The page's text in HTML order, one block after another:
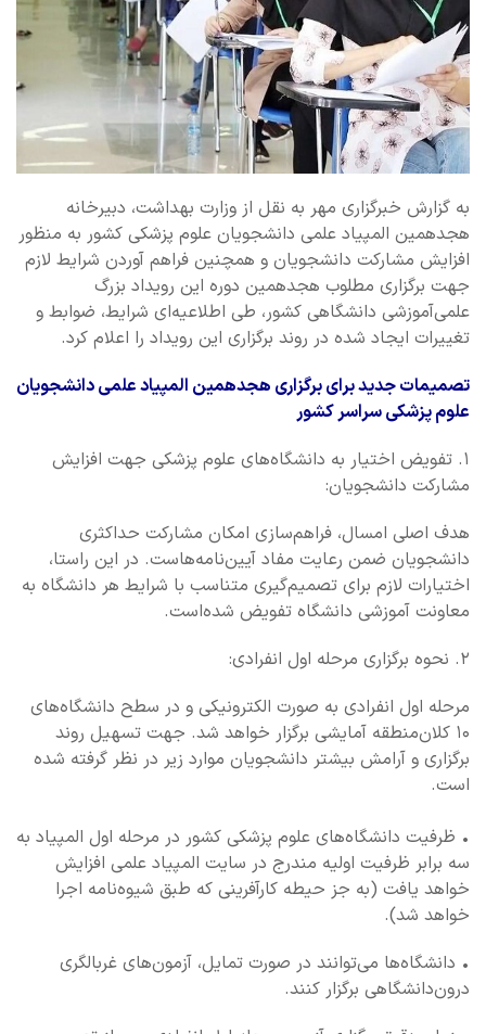
به گزارش خبرگزاری مهر به نقل از وزارت بهداشت، دبیرخانه
هجدهمین المپیاد علمی دانشجویان علوم پزشکی کشور به منظور
افزایش مشارکت دانشجویان و همچنین فراهم آوردن شرایط لازم
جهت برگزاری مطلوب هجدهمین دوره این رویداد بزرگ
علمی‌آموزشی دانشگاهی کشور، طی اطلاعیه‌ای شرایط، ضوابط و
تغییرات ایجاد شده در روند برگزاری این رویداد را اعلام کرد.
تصمیمات جدید برای برگزاری هجدهمین المپیاد علمی دانشجویان
علوم پزشکی سراسر کشور
۱. تفویض اختیار به دانشگاه‌های علوم پزشکی جهت افزایش
مشارکت دانشجویان:
هدف اصلی امسال، فراهم‌سازی امکان مشارکت حداکثری
دانشجویان ضمن رعایت مفاد آیین‌نامه‌هاست. در این راستا،
اختیارات لازم برای تصمیم‌گیری متناسب با شرایط هر دانشگاه به
معاونت آموزشی دانشگاه تفویض شده‌است.
۲. نحوه برگزاری مرحله اول انفرادی:
مرحله اول انفرادی به صورت الکترونیکی و در سطح دانشگاه‌های
۱۰ کلان‌منطقه آمایشی برگزار خواهد شد. جهت تسهیل روند
برگزاری و آرامش بیشتر دانشجویان موارد زیر در نظر گرفته شده
است.
• ظرفیت دانشگاه‌های علوم پزشکی کشور در مرحله اول المپیاد به
سه برابر ظرفیت اولیه مندرج در سایت المپیاد علمی افزایش
خواهد یافت (به جز حیطه کارآفرینی که طبق شیوه‌نامه اجرا
خواهد شد).
• دانشگاه‌ها می‌توانند در صورت تمایل، آزمون‌های غربالگری
درون‌دانشگاهی برگزار کنند.